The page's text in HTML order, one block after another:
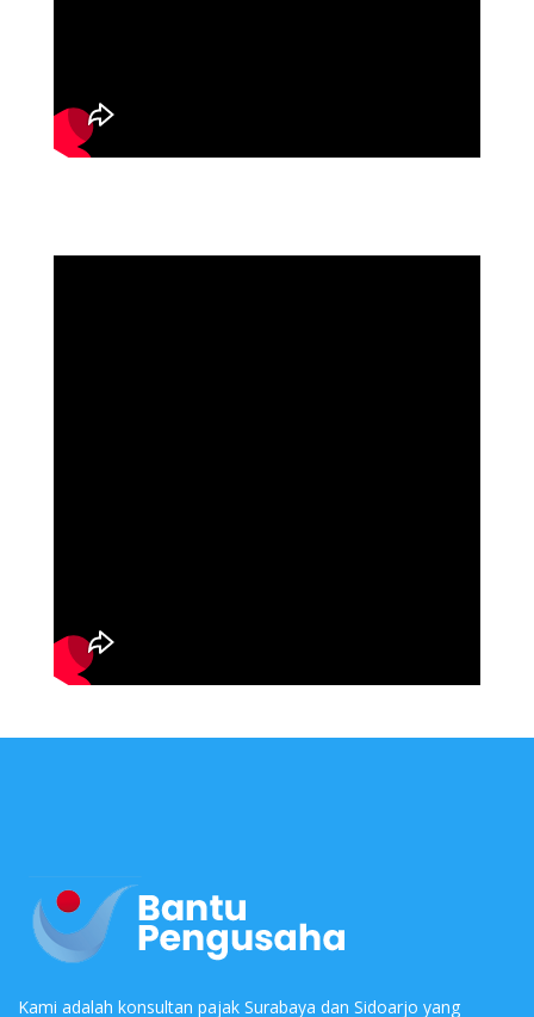
Kami adalah konsultan pajak Surabaya dan Sidoarjo yang